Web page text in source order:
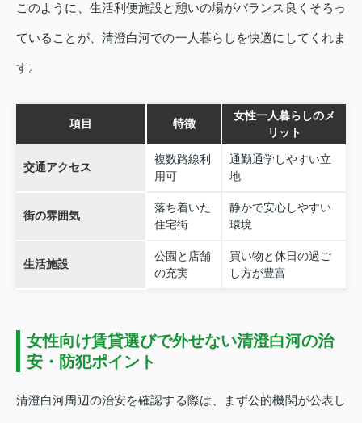
このように、生活利便施設と憩いの場がバランス良くそろっ
ていることが、清澄白河での一人暮らしを快適にしてくれま
す。
項目 特徴
女性一人暮らしのメ
リット
交通アクセス
複数路線利
用可
通勤通学しやすい立
地
街の雰囲気
落ち着いた
住宅街
静かで安心しやすい
環境
生活施設
公園と店舗
の充実
買い物と休日の過ご
し方が豊富
女性向け賃貸選びで外せない清澄白河の治
安・防犯ポイント
清澄白河周辺の治安を確認する際は、まず公的機関が公表し